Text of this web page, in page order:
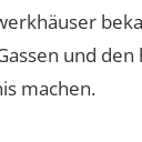
und
machen.